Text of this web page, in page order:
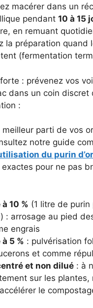
macérer dans un
pendant 10 à 15
en remuant
la préparation quand
(fermentation
forte : prévenez vos
dans un coin discret
:
meilleur parti de vos
notre guide
du purin
pour ne pas
10 % (1 litre de
: arrosage au pied
engrais
5 % : pulvérisation
et comme
et non dilué : à
sur les plantes,
le